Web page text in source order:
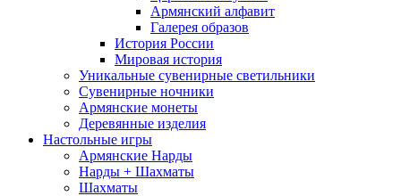
Армянский алфавит
Галерея образов
История России
Мировая история
Уникальные сувенирные светильники
Сувенирные ночники
Армянские монеты
Деревянные изделия
Настольные игры
Армянские Нарды
Нарды + Шахматы
Шахматы